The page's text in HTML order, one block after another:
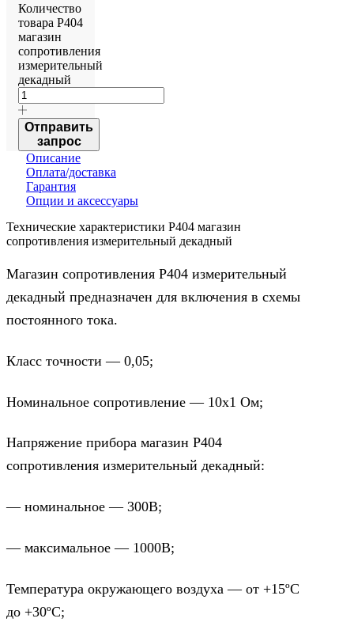
Количество
товара Р404
магазин
сопротивления
измерительный
декадный
Отправить
запрос
Описание
Оплата/доставка
Гарантия
Опции и аксессуары
Технические характеристики Р404 магазин
сопротивления измерительный декадный
Магазин сопротивления Р404 измерительный
декадный предназначен для включения в схемы
постоянного тока.
Класс точности — 0,05;
Номинальное сопротивление — 10х1 Ом;
Напряжение прибора магазин Р404
сопротивления измерительный декадный:
— номинальное — 300В;
— максимальное — 1000В;
Температура окружающего воздуха — от +15ºС
до +30ºС;